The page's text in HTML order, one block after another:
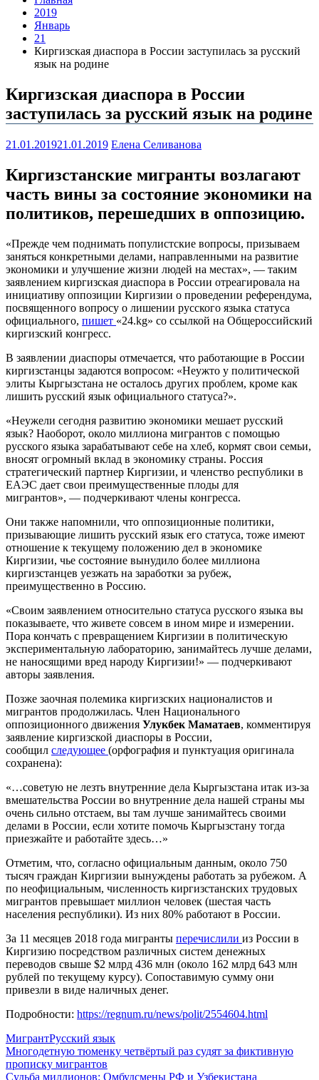
2019
Январь
21
Киргизская диаспора в России заступилась за русский
язык на родине
Киргизская диаспора в России
заступилась за русский язык на родине
21.01.201921.01.2019 Елена Селиванова
Киргизстанские мигранты возлагают
часть вины за состояние экономики на
политиков, перешедших в оппозицию.
«Прежде чем поднимать популистские вопросы, призываем
заняться конкретными делами, направленными на развитие
экономики и улучшение жизни людей на местах», — таким
заявлением киргизская диаспора в России отреагировала на
инициативу оппозиции Киргизии о проведении референдума,
посвященного вопросу о лишении русского языка статуса
официального, пишет «24.kg» со ссылкой на Общероссийский
киргизский конгресс.
В заявлении диаспоры отмечается, что работающие в России
киргизстанцы задаются вопросом: «Неужто у политической
элиты Кыргызстана не осталось других проблем, кроме как
лишить русский язык официального статуса?».
«Неужели сегодня развитию экономики мешает русский
язык? Наоборот, около миллиона мигрантов с помощью
русского языка зарабатывают себе на хлеб, кормят свои семьи,
вносят огромный вклад в экономику страны. Россия
стратегический партнер Киргизии, и членство республики в
ЕАЭС дает свои преимущественные плоды для
мигрантов», — подчеркивают члены конгресса.
Они также напомнили, что оппозиционные политики,
призывающие лишить русский язык его статуса, тоже имеют
отношение к текущему положению дел в экономике
Киргизии, чье состояние вынудило более миллиона
киргизстанцев уезжать на заработки за рубеж,
преимущественно в Россию.
«Своим заявлением относительно статуса русского языка вы
показываете, что живете совсем в ином мире и измерении.
Пора кончать с превращением Киргизии в политическую
экспериментальную лабораторию, занимайтесь лучше делами,
не наносящими вред народу Киргизии!» — подчеркивают
авторы заявления.
Позже заочная полемика киргизских националистов и
мигрантов продолжилась. Член Национального
оппозиционного движения Улукбек Маматаев, комментируя
заявление киргизской диаспоры в России,
сообщил следующее (орфография и пунктуация оригинала
сохранена):
«…советую не лезть внутренние дела Кыргызстана итак из-за
вмешательства России во внутренние дела нашей страны мы
очень сильно отстаем, вы там лучше занимайтесь своими
делами в России, если хотите помочь Кыргызстану тогда
приезжайте и работайте здесь…»
Отметим, что, согласно официальным данным, около 750
тысяч граждан Киргизии вынуждены работать за рубежом. А
по неофициальным, численность киргизстанских трудовых
мигрантов превышает миллион человек (шестая часть
населения республики). Из них 80% работают в России.
За 11 месяцев 2018 года мигранты перечислили из России в
Киргизию посредством различных систем денежных
переводов свыше $2 млрд 436 млн (около 162 млрд 643 млн
рублей по текущему курсу). Сопоставимую сумму они
привезли в виде наличных денег.
Подробности: https://regnum.ru/news/polit/2554604.html
МигрантРусский язык
Навигация
по
Многодетную тюменку четвёртый раз судят за фиктивную
прописку мигрантов
Судьба миллионов: Омбудсмены РФ и Узбекистана